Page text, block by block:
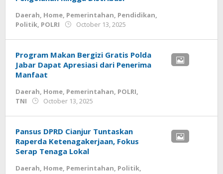
Daerah, Home, Pemerintahan, Pendidikan,
Politik, POLRI October 13, 2025
Program Makan Bergizi Gratis Polda
Jabar Dapat Apresiasi dari Penerima
Manfaat
Daerah, Home, Pemerintahan, POLRI,
TNI
October 13, 2025
Pansus DPRD Cianjur Tuntaskan
Raperda Ketenagakerjaan, Fokus
Serap Tenaga Lokal
Daerah, Home, Pemerintahan, Politik,